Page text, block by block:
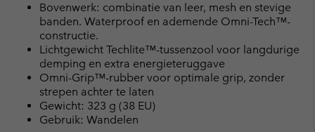
Bovenwerk: combinatie van leer, mesh en stevige
banden. Waterproof en ademende Omni-Tech™-
constructie.
Lichtgewicht Techlite™-tussenzool voor langdurige
demping en extra energieteruggave
Omni-Grip™-rubber voor optimale grip, zonder
strepen achter te laten
Gewicht: 323 g (38 EU)
Gebruik: Wandelen